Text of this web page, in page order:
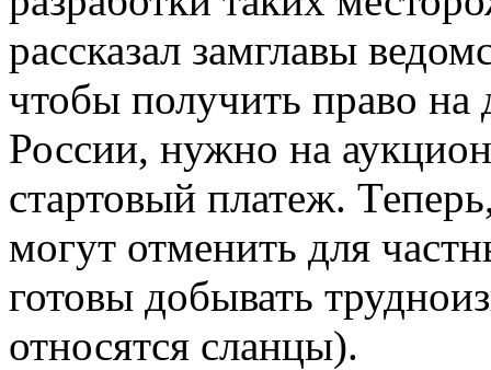
рассказал замглавы
чтобы получить право на
России, нужно на
стартовый платеж.
могут отменить для
готовы добывать
относятся сланцы).